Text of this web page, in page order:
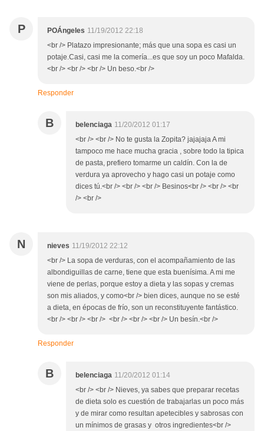
P POÁngeles 11/19/2012 22:18
<br /> Platazo impresionante; más que una sopa es casi un
potaje.Casi, casi me la comería...es que soy un poco Mafalda.
<br /> <br /> <br /> Un beso.<br />
Responder
B belenciaga 11/20/2012 01:17
<br /> <br /> No te gusta la Zopita? jajajaja A mi
tampoco me hace mucha gracia , sobre todo la tipica
de pasta, prefiero tomarme un caldín. Con la de
verdura ya aprovecho y hago casi un potaje como
dices tú.<br /> <br /> <br /> Besinos<br /> <br /> <br
/> <br />
N nieves 11/19/2012 22:12
<br /> La sopa de verduras, con el acompañamiento de las
albondiguillas de carne, tiene que esta buenísima. A mi me
viene de perlas, porque estoy a dieta y las sopas y cremas
son mis aliados, y como<br /> bien dices, aunque no se esté
a dieta, en épocas de frío, son un reconstituyente fantástico.
<br /> <br /> <br /> <br /> <br /> <br /> Un besín.<br />
Responder
B belenciaga 11/20/2012 01:14
<br /> <br /> Nieves, ya sabes que preparar recetas
de dieta solo es cuestión de trabajarlas un poco más
y de mirar como resultan apetecibles y sabrosas con
un mínimos de grasas y otros ingredientes<br />